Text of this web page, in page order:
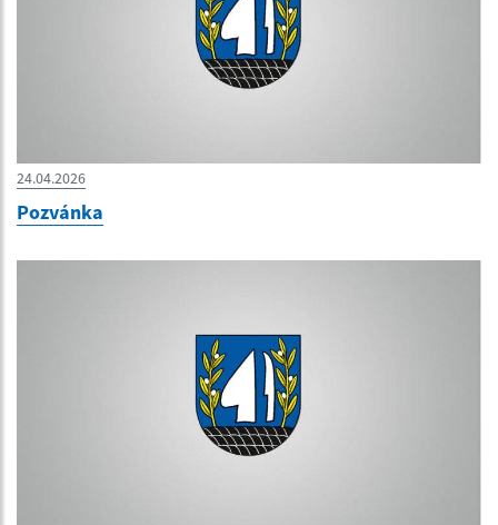
24.04.2026
Pozvánka